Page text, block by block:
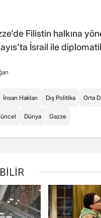
Filistin halkına
İsrail ile
İnsan Hakları Dış Politika Orta
Dünya Gazze